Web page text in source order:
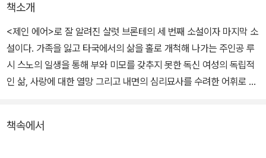
책소개
<제인 에어>로 잘 알려진 샬럿 브론테의 세 번째 소설이자 마지막 소
설이다. 가족을 잃고 타국에서의 삶을 홀로 개척해 나가는 주인공 루
시 스노의 일생을 통해 부와 미모를 갖추지 못한 독신 여성의 독립적
인 삶, 사랑에 대한 열망 그리고 내면의 심리묘사를 수려한 어휘로 표
책속에서